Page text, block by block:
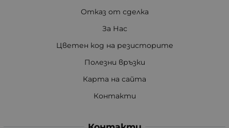
Отказ от сделка
За Нас
Цветен код на резисторите
Полезни връзки
Карта на сайта
Контакти